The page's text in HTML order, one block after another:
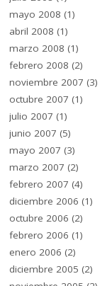
mayo 2008 (1)
abril 2008 (1)
marzo 2008 (1)
febrero 2008 (2)
noviembre 2007 (3)
octubre 2007 (1)
julio 2007 (1)
junio 2007 (5)
mayo 2007 (3)
marzo 2007 (2)
febrero 2007 (4)
diciembre 2006 (1)
octubre 2006 (2)
febrero 2006 (1)
enero 2006 (2)
diciembre 2005 (2)